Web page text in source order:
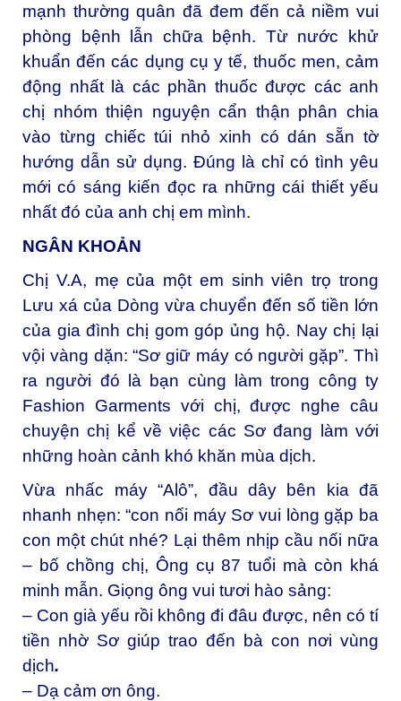
mạnh thường quân đã đem đến cả niềm vui
phòng bệnh lẫn chữa bệnh. Từ nước khử
khuẩn đến các dụng cụ y tế, thuốc men, cảm
động nhất là các phần thuốc được các anh
chị nhóm thiện nguyện cẩn thận phân chia
vào từng chiếc túi nhỏ xinh có dán sẵn tờ
hướng dẫn sử dụng. Đúng là chỉ có tình yêu
mới có sáng kiến đọc ra những cái thiết yếu
nhất đó của anh chị em mình.
NGÂN KHOẢN
Chị V.A, mẹ của một em sinh viên trọ trong
Lưu xá của Dòng vừa chuyển đến số tiền lớn
của gia đình chị gom góp ủng hộ. Nay chị lại
vội vàng dặn: “Sơ giữ máy có người gặp”. Thì
ra người đó là bạn cùng làm trong công ty
Fashion Garments với chị, được nghe câu
chuyện chị kể về việc các Sơ đang làm với
những hoàn cảnh khó khăn mùa dịch.
Vừa nhấc máy “Alô”, đầu dây bên kia đã
nhanh nhẹn: “con nối máy Sơ vui lòng gặp ba
con một chút nhé? Lại thêm nhịp cầu nối nữa
– bố chồng chị, Ông cụ 87 tuổi mà còn khá
minh mẫn. Giọng ông vui tươi hào sảng:
– Con già yếu rồi không đi đâu được, nên có tí
tiền nhờ Sơ giúp trao đến bà con nơi vùng
dịch.
– Dạ cảm ơn ông.